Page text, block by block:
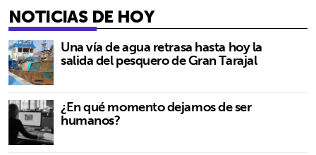
NOTICIAS DE HOY
Una vía de agua retrasa hasta hoy la
salida del pesquero de Gran Tarajal
¿En qué momento dejamos de ser
humanos?